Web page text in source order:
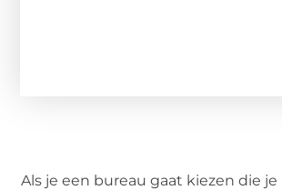
Als je een bureau gaat kiezen die